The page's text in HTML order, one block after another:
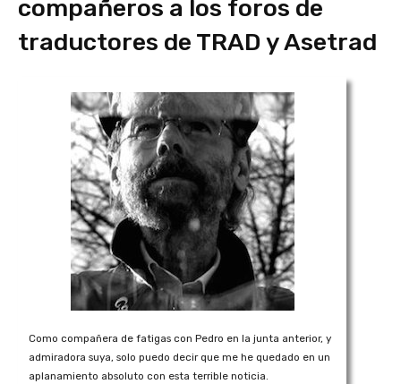
compañeros a los foros de
traductores de TRAD y Asetrad
Como compañera de fatigas con Pedro en la junta anterior, y
admiradora suya, solo puedo decir que me he quedado en un
aplanamiento absoluto con esta terrible noticia.